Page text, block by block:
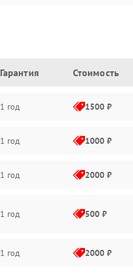
Гарантия Стоимость
1 год 1500 ₽
1 год 1000 ₽
1 год 2000 ₽
1 год 500 ₽
1 год 2000 ₽